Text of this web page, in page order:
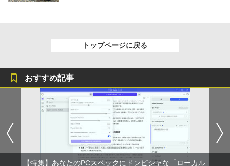
トップページに戻る
おすすめ記事
【特集】あなたのPCスペックにドンピシャな「ローカル